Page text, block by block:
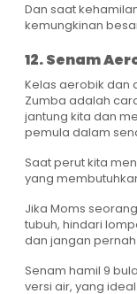
Dan saat
kemungkinan
12. Senam
Kelas aerobik dan
Zumba adalah
jantung kita dan
pemula dalam
Saat perut kita
yang
Jika Moms
tubuh, hindari
dan jangan
Senam hamil 9
versi air, yang ideal.